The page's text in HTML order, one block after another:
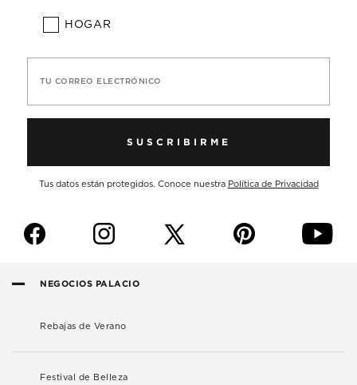
HOGAR
TU CORREO ELECTRÓNICO
SUSCRIBIRME
Tus datos están protegidos. Conoce nuestra Política de Privacidad
f i p y
NEGOCIOS PALACIO
Rebajas de Verano
Festival de Belleza